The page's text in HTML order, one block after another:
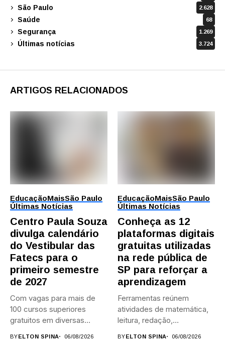
São Paulo 2.628
Saúde 68
Segurança 1.269
Últimas notícias 3.724
ARTIGOS RELACIONADOS
EducaçãoMaisSão Paulo
Últimas Notícias
Centro Paula Souza
divulga calendário
do Vestibular das
Fatecs para o
primeiro semestre
de 2027
Com vagas para mais de
100 cursos superiores
gratuitos em diversas
BYELTON SPINA 06/08/2026
EducaçãoMaisSão Paulo
Últimas Notícias
Conheça as 12
plataformas digitais
gratuitas utilizadas
na rede pública de
SP para reforçar a
aprendizagem
Ferramentas reúnem
atividades de matemática,
leitura, redação,
BYELTON SPINA 06/08/2026